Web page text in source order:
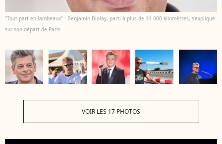
"Tout part en lambeaux" : Benjamin Biolay, parti à plus de 11 000 kilomètres, s'explique
sur son départ de Paris
VOIR LES 17 PHOTOS